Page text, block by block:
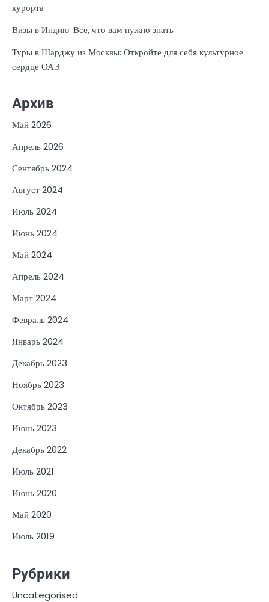
курорта
Визы в Индию: Все, что вам нужно знать
Туры в Шарджу из Москвы: Откройте для себя культурное
сердце ОАЭ
Архив
Май 2026
Апрель 2026
Сентябрь 2024
Август 2024
Июль 2024
Июнь 2024
Май 2024
Апрель 2024
Март 2024
Февраль 2024
Январь 2024
Декабрь 2023
Ноябрь 2023
Октябрь 2023
Июнь 2023
Декабрь 2022
Июль 2021
Июнь 2020
Май 2020
Июль 2019
Рубрики
Uncategorised